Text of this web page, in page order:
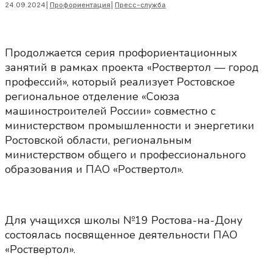
24.09.2024 Профориентация Пресс-служба
Продолжается серия профориентационных
занятий в рамках проекта «Роствертол — город
профессий», который реализует Ростовское
региональное отделение «Союза
машиностроителей России» совместно с
министерством промышленности и энергетики
Ростовской области, региональным
министерством общего и профессионального
образования и ПАО «Роствертол».
Для учащихся школы №19 Ростова-на-Дону
состоялась посвященное деятельности ПАО
«Роствертол».